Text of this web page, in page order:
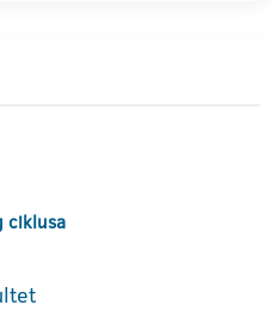
ciklusa